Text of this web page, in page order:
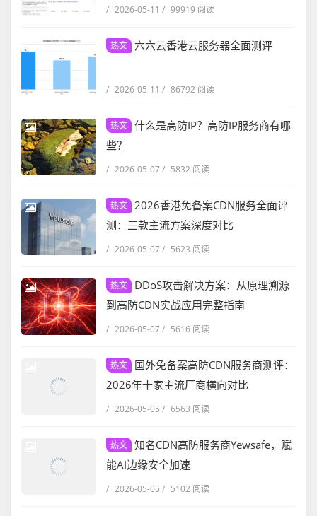
么样？
/ 2026-05-11 / 99919 阅读
热文 六六云香港云服务器全面测评
/ 2026-05-11 / 86792 阅读
热文 什么是高防IP？高防IP服务商有哪
些？
/ 2026-05-07/ 5832 阅读
热文 2026香港免备案CDN服务全面评
测：三款主流方案深度对比
/ 2026-05-07/ 5623 阅读
热文
DDoS攻击解决方案：从原理溯源
到高防CDN实战应用完整指南
/ 2026-05-07/ 5616 阅读
热文
国外免备案高防CDN服务商测评：
2026年十家主流厂商横向对比
/ 2026-05-05 / 6563 阅读
热文 知名CDN高防服务商Yewsafe，赋
能AI边缘安全加速
/ 2026-05-05 / 5102 阅读